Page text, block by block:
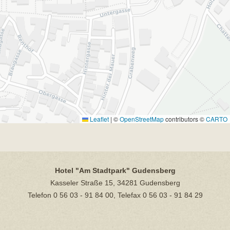
Leaflet | ©OpenStreetMapcontributors ©CARTO
Hotel "Am Stadtpark" Gudensberg
Kasseler Straße 15, 34281 Gudensberg
Telefon 0 56 03 - 91 84 00, Telefax 0 56 03 - 91 84 29